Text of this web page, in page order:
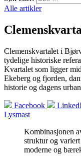
Alle artikler
Clemenskvartalet i
tydelige historiske
Kvartalet som ligger
Ekeberg og fjorden,
historie og dagens
Facebook
Lysmast
Kombinasjonen
struktur og
moderne og